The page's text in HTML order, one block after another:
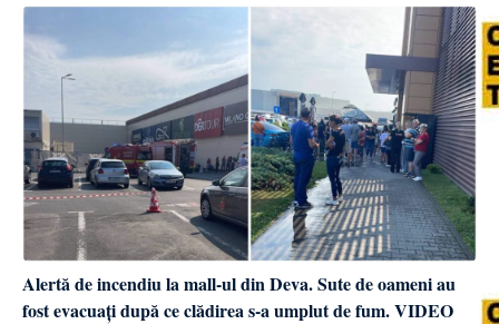
Alertă de incendiu la mall-ul din Deva. Sute de oameni au
fost evacuați după ce clădirea s-a umplut de fum. VIDEO